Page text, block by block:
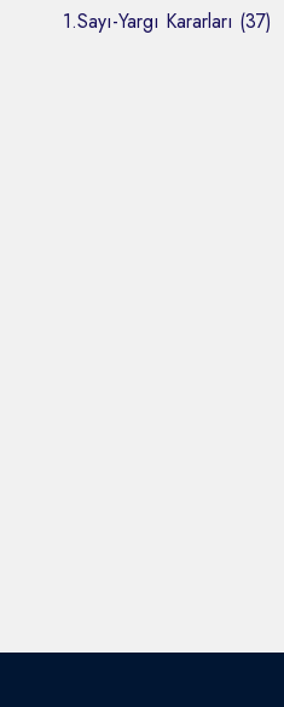
1.Sayı-Yargı Kararları (37)